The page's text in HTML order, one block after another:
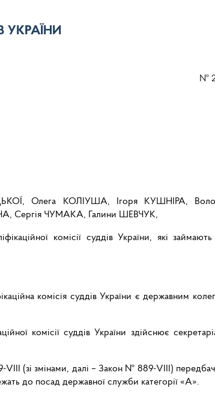
УКРАЇНИ
№
Олега КОЛІУША, Ігоря КУШНІРА,
Сергія ЧУМАКА, Галини ШЕВЧУК,
комісії суддів України, які
комісія суддів України є державним
комісії суддів України здійснює
VIII (зі змінами, далі – Закон № 889-VIII)
до посад державної служби категорії «А».